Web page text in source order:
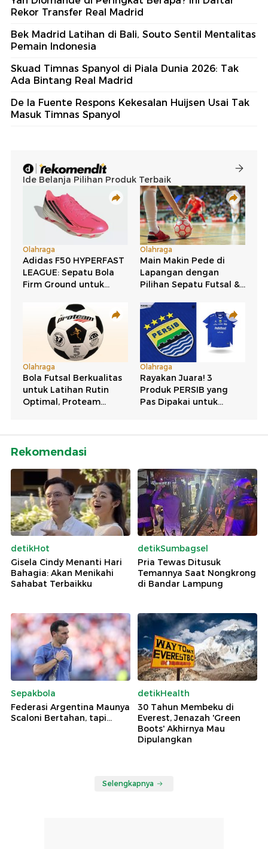
Rekor Transfer Real Madrid
Bek Madrid Latihan di Bali, Souto Sentil Mentalitas
Pemain Indonesia
Skuad Timnas Spanyol di Piala Dunia 2026: Tak
Ada Bintang Real Madrid
De la Fuente Respons Kekesalan Huijsen Usai Tak
Masuk Timnas Spanyol
Rekomendasi
detikHot
Gisela Cindy Menanti Hari
Bahagia: Akan Menikahi
Sahabat Terbaikku
detikSumbagsel
Pria Tewas Ditusuk
Temannya Saat Nongkrong
di Bandar Lampung
Sepakbola
Federasi Argentina Maunya
Scaloni Bertahan, tapi...
detikHealth
30 Tahun Membeku di
Everest, Jenazah 'Green
Boots' Akhirnya Mau
Dipulangkan
Selengkapnya